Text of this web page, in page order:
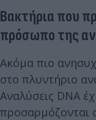
Βακτήρια που
πρόσωπο της
Ακόμα πιο
στο πλυντήριο
Αναλύσεις DNA
προσαρμόζονται